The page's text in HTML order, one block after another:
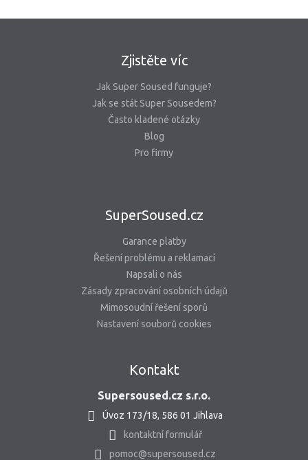
Zjistěte víc
Jak Super Soused funguje?
Jak se stát Super Sousedem?
Často kladené otázky
Blog
Pro firmy
SuperSoused.cz
Garance platby
Řešení problému a reklamací
Napsali o nás
Zásady zpracování osobních údajů
Mimosoudní řešení sporů
Nastavení souborů cookies
Kontakt
Supersoused.cz s.r.o.
Úvoz 173/18, 586 01 Jihlava
kontaktní formulář
pomoc@supersoused.cz